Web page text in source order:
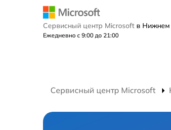
Сервисный центр Microsoft в Нижнем
Ежедневно с 9:00 до 21:00
Сервисный центр Microsoft